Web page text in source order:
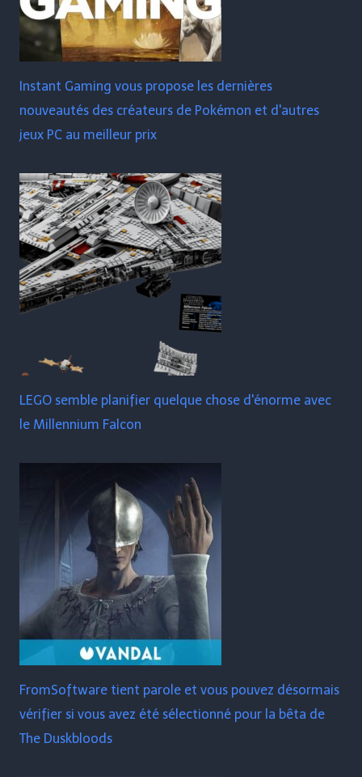
Instant Gaming vous propose les dernières
nouveautés des créateurs de Pokémon et d'autres
jeux PC au meilleur prix
LEGO semble planifier quelque chose d'énorme avec
le Millennium Falcon
FromSoftware tient parole et vous pouvez désormais
vérifier si vous avez été sélectionné pour la bêta de
The Duskbloods